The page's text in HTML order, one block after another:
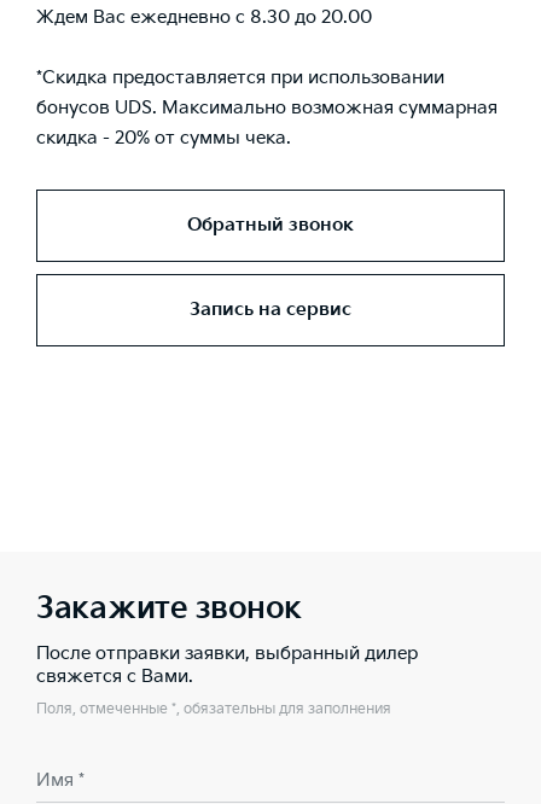
Ждем Вас ежедневно с 8.30 до 20.00
*Скидка предоставляется при использовании
бонусов UDS. Максимально возможная суммарная
скидка - 20% от суммы чека.
Обратный звонок
Запись на сервис
Закажите звонок
После отправки заявки, выбранный дилер
свяжется с Вами.
Поля, отмеченные *, обязательны для заполнения
Имя *